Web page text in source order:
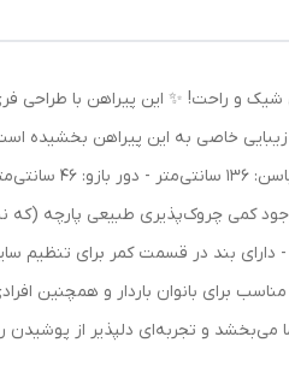
وجود کمی چروک‌پذیری طبیعی
- دارای بند در قسمت کمر برای
برای بانوان باردار و همچنین
و تجربه‌ای دلپذیر از پوشیدن